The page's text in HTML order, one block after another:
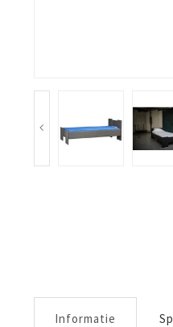
Informatie